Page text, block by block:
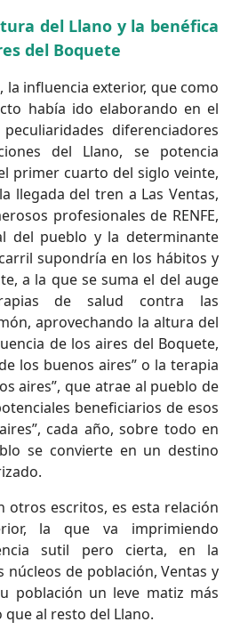
del Llano y la benéfica
del Boquete
la influencia exterior, que como
había ido elaborando en el
diferenciadores
del Llano, se potencia
primer cuarto del siglo veinte,
llegada del tren a Las Ventas,
profesionales de RENFE,
del pueblo y la determinante
supondría en los hábitos y
a la que se suma el del auge
de salud contra las
aprovechando la altura del
de los aires del Boquete,
los buenos aires” o la terapia
aires”, que atrae al pueblo de
beneficiarios de esos
cada año, sobre todo en
se convierte en un destino
otros escritos, es esta relación
la que va imprimiendo
sutil pero cierta, en la
núcleos de población, Ventas y
población un leve matiz más
al resto del Llano.